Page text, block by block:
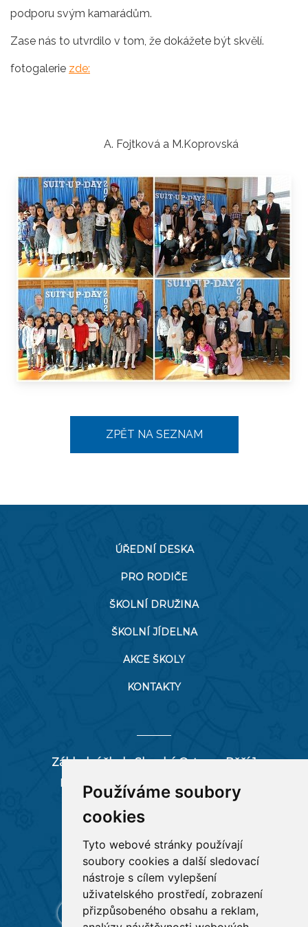
Používáme soubory
cookies
Tyto webové stránky používají
soubory cookies a další sledovací
nástroje s cílem vylepšení
uživatelského prostředí, zobrazení
přizpůsobeného obsahu a reklam,
podporu svým kamarádům.
Zase nás to utvrdilo v tom, že dokážete být skvělí.
fotogalerie zde:
A. Fojtková a M.Koprovská
ZPĚT NA SEZNAM
ÚŘEDNÍ DESKA
PRO RODIČE
ŠKOLNÍ DRUŽINA
ŠKOLNÍ JÍDELNA
AKCE ŠKOLY
KONTAKTY
Základní škola Slezská Ostrava, Pěší 1
Pěší 66/1, 712 00 Ostrava-Muglinov
tel:596 244 880
RYCHLÉ ODKAZY